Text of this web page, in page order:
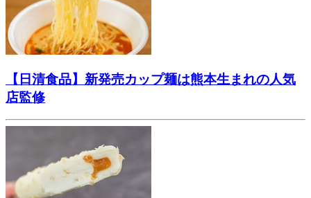
【日清食品】新発売カップ麺は熊本生まれの人気
店監修